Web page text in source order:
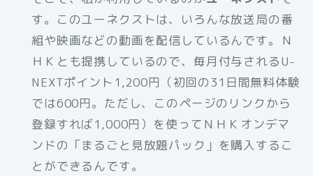
す。このユーネクストは、いろんな放送局の番
組や映画などの動画を配信しているんです。Ｎ
ＨＫとも提携しているので、毎月付与されるU-
NEXTポイント1,200円（初回の31日間無料体験
では600円。ただし、このページのリンクから
登録すれば1,000円）を使ってＮＨＫオンデマ
ンドの「まるごと見放題パック」を購入するこ
とができるんです。